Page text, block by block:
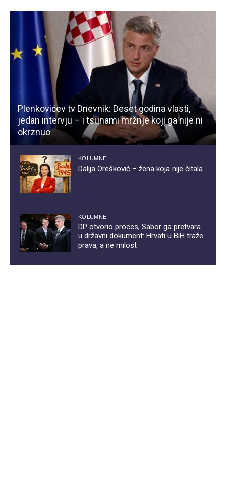
Plenkovićev tv Dnevnik: Deset godina vlasti,
jedan intervju – i tsunami mržnje koji ga nije ni
okrznuo
KOLUMNE
Dalija Orešković – žena koja nije čitala
KOLUMNE
DP otvorio proces, Sabor ga pretvara
u državni dokument: Hrvati u BiH traže
prava, a ne milost